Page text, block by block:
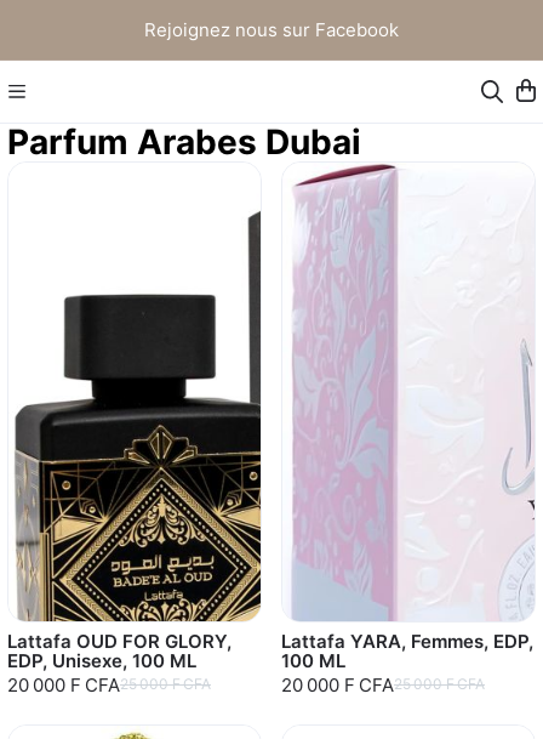
Rejoignez nous sur Facebook
Parfum Arabes Dubai
Lattafa OUD FOR GLORY,
EDP, Unisexe, 100 ML
20 000 F CFA25 000 F CFA
Lattafa YARA, Femmes, EDP,
100 ML
20 000 F CFA25 000 F CFA